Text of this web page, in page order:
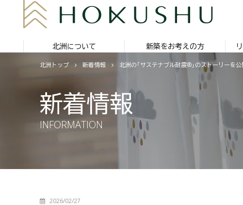
北洲について 新築をお考えの方
北洲トップ 新着情報 北洲の「サステナブル耐震®」のストーリーを
新着情報
INFORMATION
2026/02/27